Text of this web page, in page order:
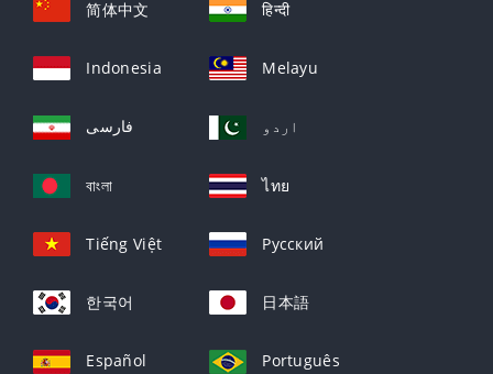
简体中文 हिन्दी
Indonesia Melayu
فارسی اردو
বাংলা ไทย
Tiếng Việt Русский
한국어 日本語
Español Português